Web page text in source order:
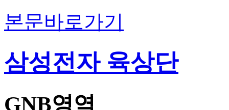
본문바로가기
삼성전자 육상단
GNB영역